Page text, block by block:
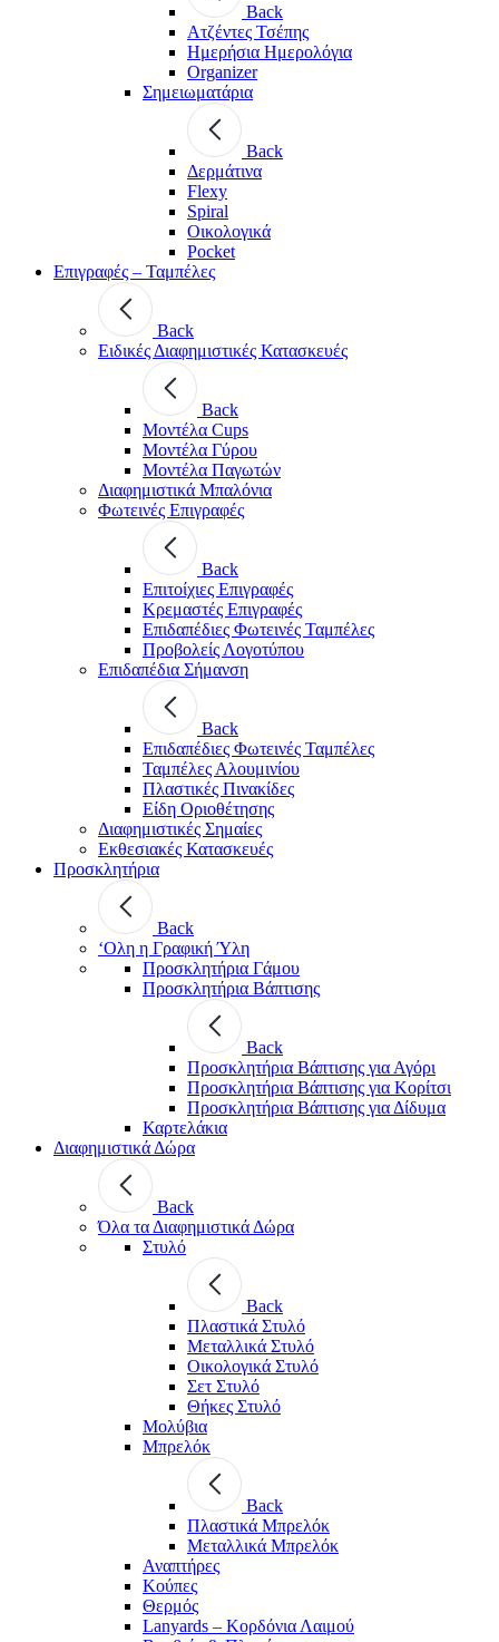
Back
Ατζέντες Τσέπης
Ημερήσια Ημερολόγια
Organizer
Σημειωματάρια
Back
Δερμάτινα
Flexy
Spiral
Οικολογικά
Pocket
Επιγραφές – Ταμπέλες
Back
Ειδικές Διαφημιστικές Κατασκευές
Back
Μοντέλα Cups
Μοντέλα Γύρου
Μοντέλα Παγωτών
Διαφημιστικά Μπαλόνια
Φωτεινές Επιγραφές
Back
Επιτοίχιες Επιγραφές
Κρεμαστές Επιγραφές
Επιδαπέδιες Φωτεινές Ταμπέλες
Προβολείς Λογοτύπου
Επιδαπέδια Σήμανση
Back
Επιδαπέδιες Φωτεινές Ταμπέλες
Ταμπέλες Αλουμινίου
Πλαστικές Πινακίδες
Είδη Οριοθέτησης
Διαφημιστικές Σημαίες
Εκθεσιακές Κατασκευές
Προσκλητήρια
Back
‘Ολη η Γραφική Ύλη
Προσκλητήρια Γάμου
Προσκλητήρια Βάπτισης
Back
Προσκλητήρια Βάπτισης για Αγόρι
Προσκλητήρια Βάπτισης για Κορίτσι
Προσκλητήρια Βάπτισης για Δίδυμα
Καρτελάκια
Διαφημιστικά Δώρα
Back
Όλα τα Διαφημιστικά Δώρα
Στυλό
Back
Πλαστικά Στυλό
Μεταλλικά Στυλό
Οικολογικά Στυλό
Σετ Στυλό
Θήκες Στυλό
Μολύβια
Μπρελόκ
Back
Πλαστικά Μπρελόκ
Μεταλλικά Μπρελόκ
Αναπτήρες
Κούπες
Θερμός
Lanyards – Kορδόνια Λαιμού